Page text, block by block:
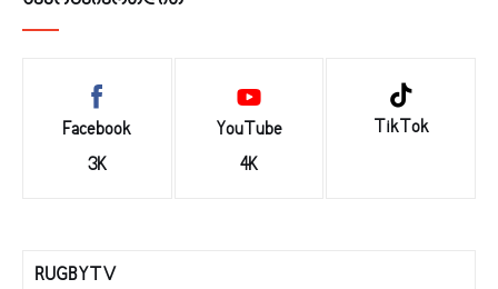
Facebook
3K
YouTube
4K
TikTok
RUGBYTV